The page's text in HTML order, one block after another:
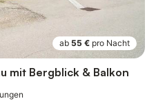
ab 55 € pro Nacht
mit Bergblick & Balkon